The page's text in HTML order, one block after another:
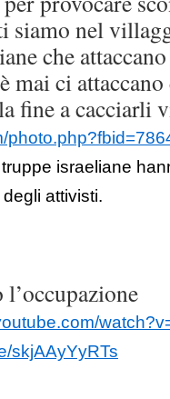
siamo nel
che
mai ci
fine a cacciarli
israeliane
attivisti.
skjAAyYyRTs